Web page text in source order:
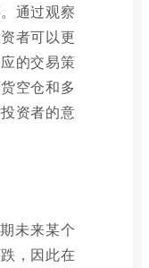
通过观察
者可以更
的交易策
空仓和多
资者的意
未来某个
，因此在